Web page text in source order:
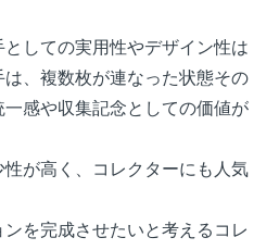
しての実用性やデザイン性は
、複数枚が連なった状態その
感や収集記念としての価値が
が高く、コレクターにも人気
を完成させたいと考えるコレ